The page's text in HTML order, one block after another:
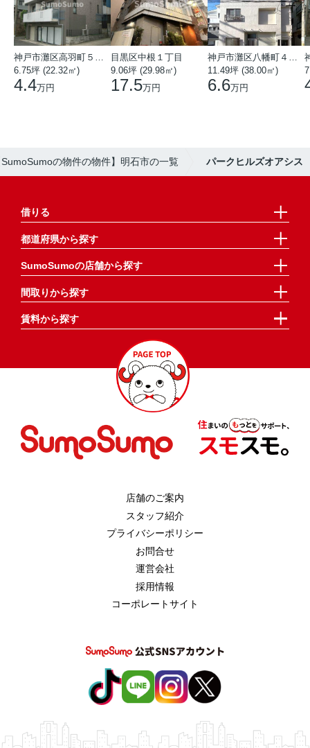
6.75坪 (22.32㎡)
4.4万円
目黒区中根１丁目
9.06坪 (29.98㎡)
17.5万円
11.49坪 (38.00㎡)
6.6万円
の物件の物件】明石市の一覧 パークヒルズオアシス
借りる
都道府県から探す
SumoSumoの店舗から探す
間取りから探す
賃料から探す
店舗のご案内
スタッフ紹介
プライバシーポリシー
お問合せ
運営会社
採用情報
コーポレートサイト